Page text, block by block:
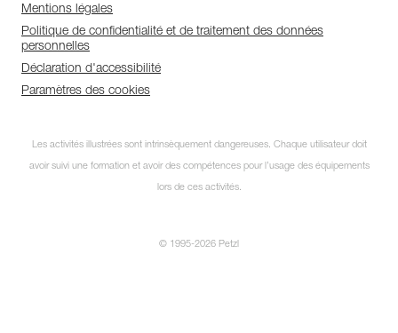
Mentions légales
Politique de confidentialité et de traitement des données
personnelles
Déclaration d'accessibilité
Paramètres des cookies
Les activités illustrées sont intrinsèquement dangereuses. Chaque utilisateur doit
avoir suivi une formation et avoir des compétences pour l’usage des équipements
lors de ces activités.
© 1995-2026 Petzl